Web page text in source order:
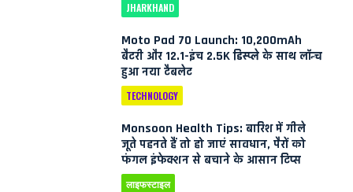
JHARKHAND
Moto Pad 70 Launch: 10,200mAh
बैटरी और 12.1-इंच 2.5K डिस्प्ले के साथ लॉन्च
हुआ नया टैबलेट
TECHNOLOGY
Monsoon Health Tips: बारिश में गीले
जूते पहनते हैं तो हो जाएं सावधान, पैरों को
फंगल इंफेक्शन से बचाने के आसान टिप्स
लाइफस्टाइल